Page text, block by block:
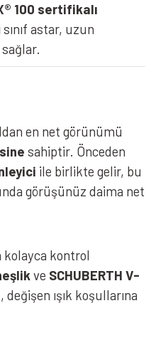
100 sertifikalı
astar, uzun
en net görünümü
sahiptir. Önceden
ile birlikte gelir, bu
görüşünüz daima net
kolayca kontrol
ve SCHUBERTH V-
, değişen ışık koşullarına